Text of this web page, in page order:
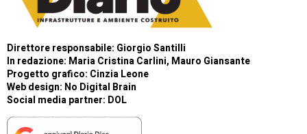
Direttore responsabile: Giorgio Santilli
In redazione: Maria Cristina Carlini, Mauro Giansante
Progetto grafico: Cinzia Leone
Web design: No Digital Brain
Social media partner: DOL